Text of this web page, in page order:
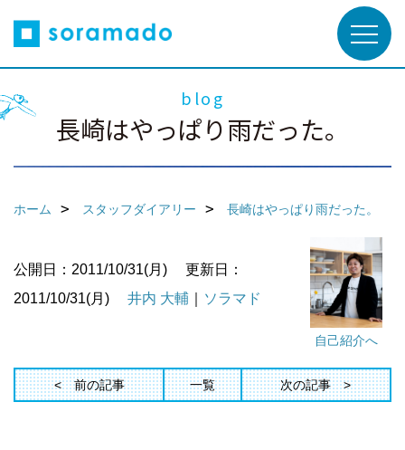
blog
長崎はやっぱり雨だった。
ホーム スタッフダイアリー 長崎はやっぱり雨だった。
自己紹介へ
公開日：2011/10/31(月)
更新日：
2011/10/31(月)
井内 大輔 ソラマド
前の記事 一覧 次の記事